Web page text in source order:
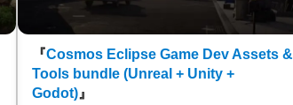
『Cosmos Eclipse Game Dev Assets &
Tools bundle (Unreal + Unity +
Godot)』